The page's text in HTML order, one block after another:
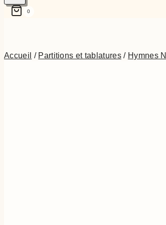
0
Accueil / Partitions et tablatures / Hymnes